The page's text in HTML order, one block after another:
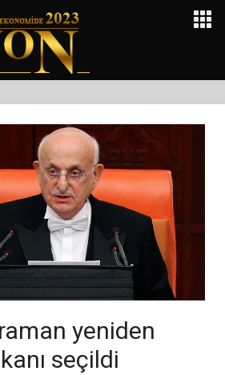
yeniden
seçildi